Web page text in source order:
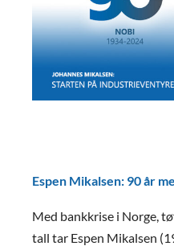
Espen Mikalsen: 90 år
Med bankkrise i Norge,
tall tar Espen Mikalsen